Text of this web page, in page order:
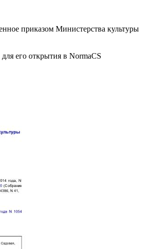
приказом Министерства культуры
его открытия в NormaCS